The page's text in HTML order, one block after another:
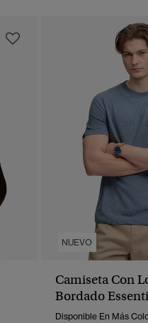
NUEVO
Camiseta Con
Bordado
Disponible En Más